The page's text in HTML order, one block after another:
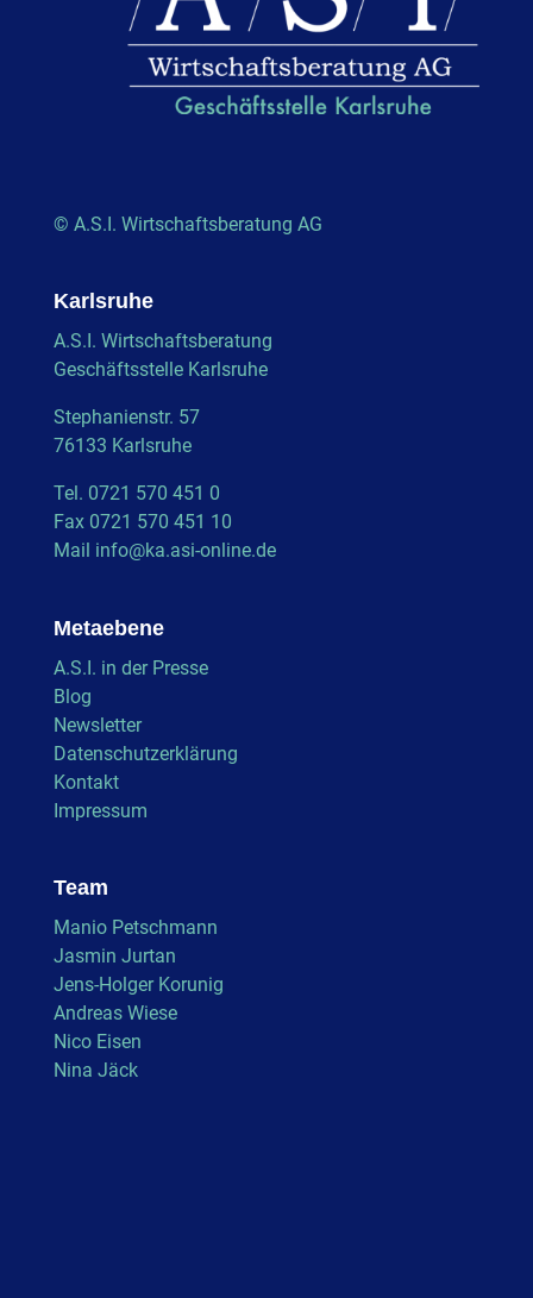
© A.S.I. Wirtschaftsberatung AG
Karlsruhe
A.S.I. Wirtschaftsberatung
Geschäftsstelle Karlsruhe
Stephanienstr. 57
76133 Karlsruhe
Tel. 0721 570 451 0
Fax 0721 570 451 10
Mail info@ka.asi-online.de
Metaebene
A.S.I. in der Presse
Blog
Newsletter
Datenschutzerklärung
Kontakt
Impressum
Team
Manio Petschmann
Jasmin Jurtan
Jens-Holger Korunig
Andreas Wiese
Nico Eisen
Nina Jäck